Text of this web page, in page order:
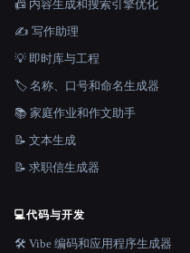
📠 内容生成和搜索引擎优化
✍️ 写作助理
💡 即时库与工程
🏷️ 名称、口号和命名生成器
📚 家庭作业和作文助手
📝 文本生成
📝 求职信生成器
💻代码与开发
🛠️ Vibe 编码和应用程序生成器